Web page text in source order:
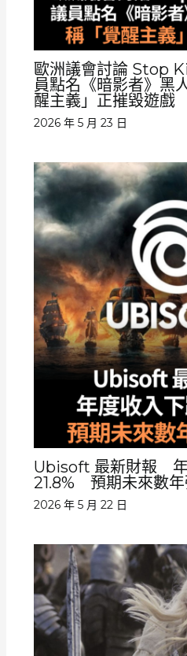
歐洲議會討論 Stop
員點名《暗影者》
醒主義」正摧毀遊戲
2026 年 5 月 23 日
Ubisoft 最新財報 年
21.8% 預期未來數年
2026 年 5 月 22 日